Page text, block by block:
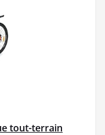
tout-terrain